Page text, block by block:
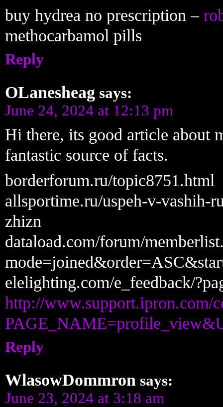
buy hydrea no prescription –
methocarbamol pills
Reply
OLanesheag says:
June 24, 2024 at 12:13 pm
Hi there, its good article about
fantastic source of facts.
borderforum.ru/topic8751.html
allsportime.ru/uspeh-v-vashih-
zhizn
dataload.com/forum/
elelighting.com/e_feedback/
http://www.support.ipron.com/
Reply
WlasowDommron says:
June 23, 2024 at 3:18 am